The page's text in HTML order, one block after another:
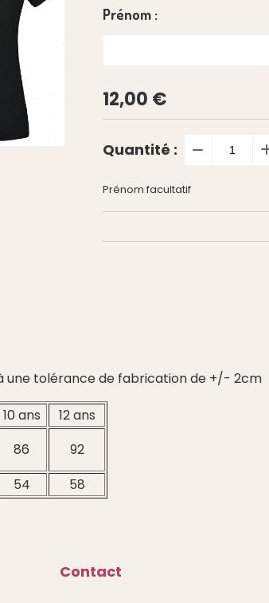
Prénom :
12,00 €
Quantité :
Prénom facultatif
une tolérance de fabrication de +/- 2cm
10 ans
12 ans
86
92
54 58
Contact